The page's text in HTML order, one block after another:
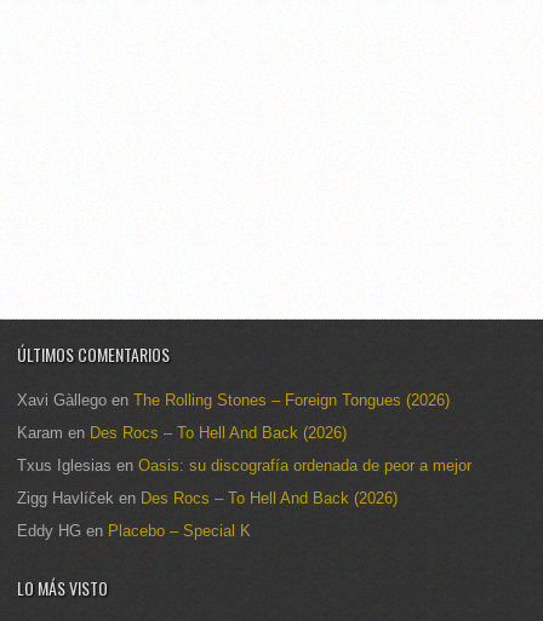
ÚLTIMOS COMENTARIOS
Xavi Gàllego en The Rolling Stones – Foreign Tongues (2026)
Karam en Des Rocs – To Hell And Back (2026)
Txus Iglesias en Oasis: su discografía ordenada de peor a mejor
Zigg Havlíček en Des Rocs – To Hell And Back (2026)
Eddy HG en Placebo – Special K
LO MÁS VISTO